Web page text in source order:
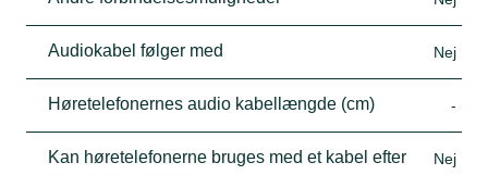
Audiokabel følger med Nej
Høretelefonernes audio kabellængde (cm) -
Kan høretelefonerne bruges med et kabel efter
Nej